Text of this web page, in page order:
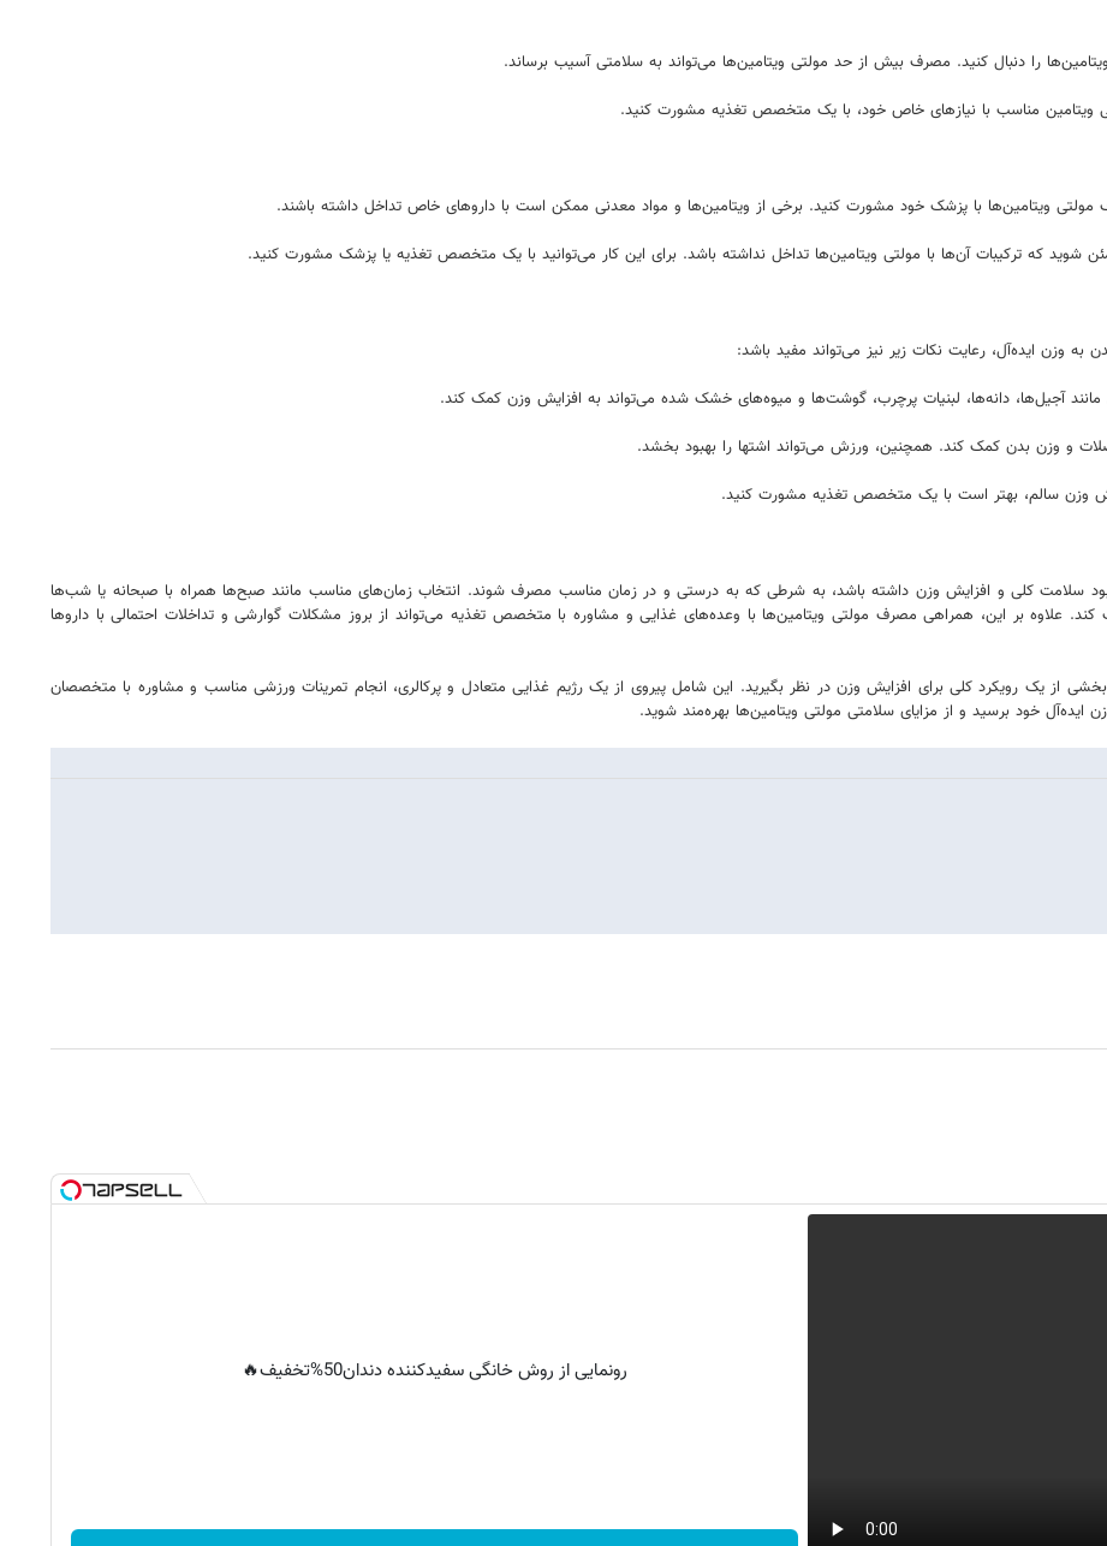
را دنبال کنید. مصرف بیش از حد مولتی ویتامین‌ها می‌تواند به سلامتی آسیب برساند.
ویتامین مناسب با نیازهای خاص خود، با یک متخصص تغذیه مشورت کنید.
ویتامین‌ها با پزشک خود مشورت کنید. برخی از ویتامین‌ها و مواد معدنی ممکن است با داروهای خاص تداخل داشته باشند.
شوید که ترکیبات آن‌ها با مولتی ویتامین‌ها تداخل نداشته باشد. برای این کار می‌توانید با یک متخصص تغذیه یا پزشک مشورت کنید.
وزن ایده‌آل، رعایت نکات زیر نیز می‌تواند مفید باشد:
آجیل‌ها، دانه‌ها، لبنیات پرچرب، گوشت‌ها و میوه‌های خشک شده می‌تواند به افزایش وزن کمک کند.
و وزن بدن کمک کند. همچنین، ورزش می‌تواند اشتها را بهبود بخشد.
وزن سالم، بهتر است با یک متخصص تغذیه مشورت کنید.
سلامت کلی و افزایش وزن داشته باشد، به شرطی که به درستی و در زمان مناسب مصرف شوند. انتخاب زمان‌های مناسب مانند صبح‌ها همراه با صبحانه یا شب‌ها
علاوه بر این، همراهی مصرف مولتی ویتامین‌ها با وعده‌های غذایی و مشاوره با متخصص تغذیه می‌تواند از بروز مشکلات گوارشی و تداخلات احتمالی با داروها
از یک رویکرد کلی برای افزایش وزن در نظر بگیرید. این شامل پیروی از یک رژیم غذایی متعادل و پرکالری، انجام تمرینات ورزشی مناسب و مشاوره با متخصصان
خود برسید و از مزایای سلامتی مولتی ویتامین‌ها بهره‌مند شوید.
رونمایی از روش خانگی سفیدکننده دندان50%تخفیف🔥